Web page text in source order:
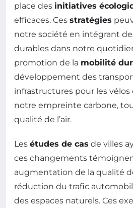
place des initiatives
efficaces. Ces stratégies
notre société en intégrant
durables dans notre
promotion de la mobilité
développement des
infrastructures pour les
notre empreinte carbone,
qualité de l’air.
Les études de cas de villes
ces changements
augmentation de la qualité
réduction du trafic
des espaces naturels. Ces